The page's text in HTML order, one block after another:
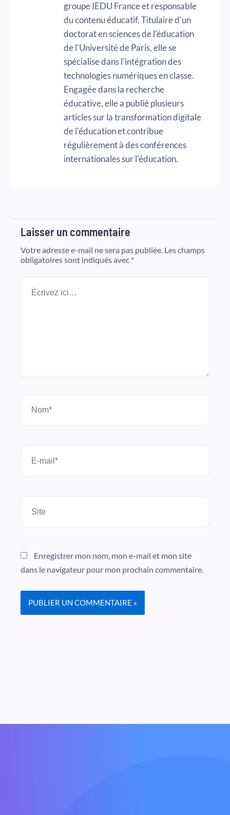
groupe IEDU France et responsable
du contenu éducatif. Titulaire d'un
doctorat en sciences de l'éducation
de l'Université de Paris, elle se
spécialise dans l'intégration des
technologies numériques en classe.
Engagée dans la recherche
éducative, elle a publié plusieurs
articles sur la transformation digitale
de l'éducation et contribue
régulièrement à des conférences
internationales sur l'éducation.
Laisser un commentaire
Votre adresse e-mail ne sera pas publiée. Les champs
obligatoires sont indiqués avec *
ici…
mail*
Enregistrer mon nom, mon e-mail et mon site
dans le navigateur pour mon prochain commentaire.